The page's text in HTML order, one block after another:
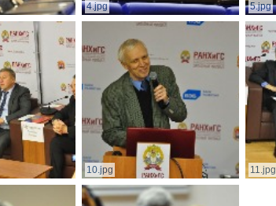
4.jpg 5.jpg
10.jpg 11.jpg